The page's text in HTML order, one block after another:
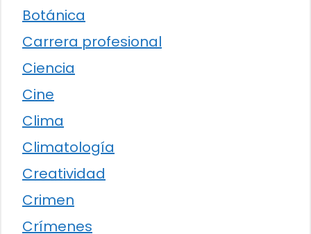
Botánica
Carrera profesional
Ciencia
Cine
Clima
Climatología
Creatividad
Crimen
Crímenes